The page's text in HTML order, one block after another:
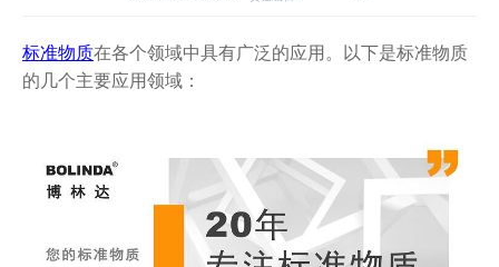
标准物质在各个领域中具有广泛的应用。以下是标准物质
的几个主要应用领域：